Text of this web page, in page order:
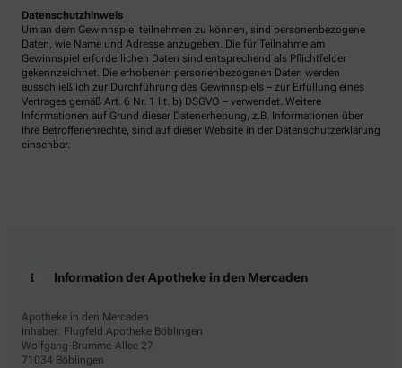
Datenschutzhinweis
Um an dem Gewinnspiel teilnehmen zu können, sind personenbezogene
Daten, wie Name und Adresse anzugeben. Die für Teilnahme am
Gewinnspiel erforderlichen Daten sind entsprechend als Pflichtfelder
gekennzeichnet. Die erhobenen personenbezogenen Daten werden
ausschließlich zur Durchführung des Gewinnspiels – zur Erfüllung eines
Vertrages gemäß Art. 6 Nr. 1 lit. b) DSGVO – verwendet. Weitere
Informationen auf Grund dieser Datenerhebung, z.B. Informationen über
Ihre Betroffenenrechte, sind auf dieser Website in der Datenschutzerklärung
einsehbar.
Information der Apotheke in den Mercaden
Apotheke in den Mercaden
Inhaber: Flugfeld Apotheke Böblingen
Wolfgang-Brumme-Allee 27
71034 Böblingen